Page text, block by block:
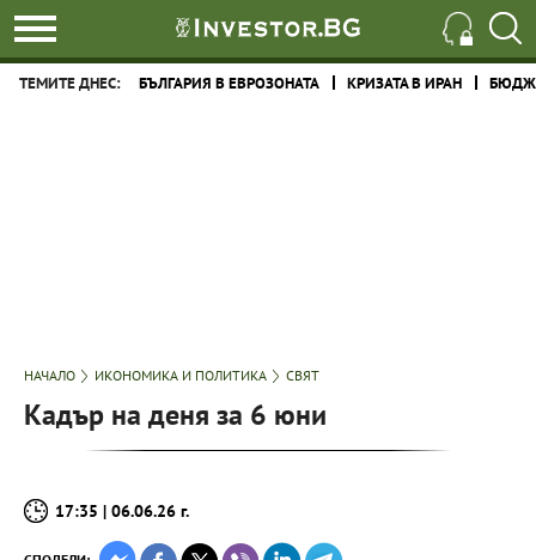
ТЕМИТЕ ДНЕС: БЪЛГАРИЯ В ЕВРОЗОНАТА КРИЗАТА В ИРАН
НАЧАЛО ИКОНОМИКА И ПОЛИТИКА СВЯТ
Кадър на деня за 6 юни
17:35 | 06.06.26 г.